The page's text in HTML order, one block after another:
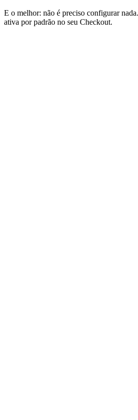
E o melhor: não é preciso configurar
ativa por padrão no seu Checkout.